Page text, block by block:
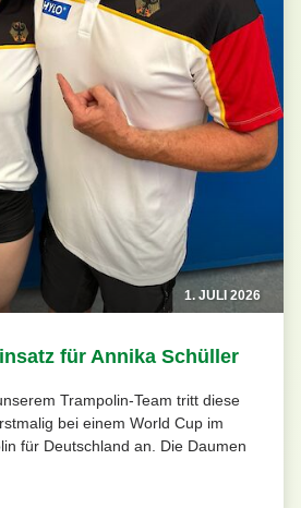
1. JULI 2026
für Annika Schüller
Trampolin-Team tritt diese
bei einem World Cup im
für Deutschland an. Die Daumen